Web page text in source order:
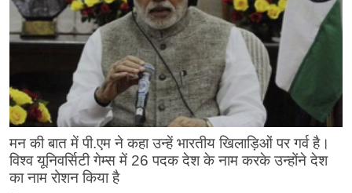
मन की बात में पी.एम ने कहा उन्हें भारतीय खिलाड़िओं पर गर्व है।
विश्व यूनिवर्सिटी गेम्स में 26 पदक देश के नाम करके उन्होंने देश
का नाम रोशन किया है